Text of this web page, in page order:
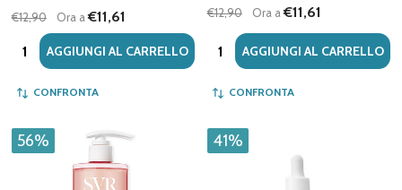
€12,90
Ora a€11,61
Quantità:AGGIUNGI AL CARRELLO
CONFRONTA
€12,90 Ora a€11,61
Quantità:AGGIUNGI AL CARRELLO
CONFRONTA
56% 41%